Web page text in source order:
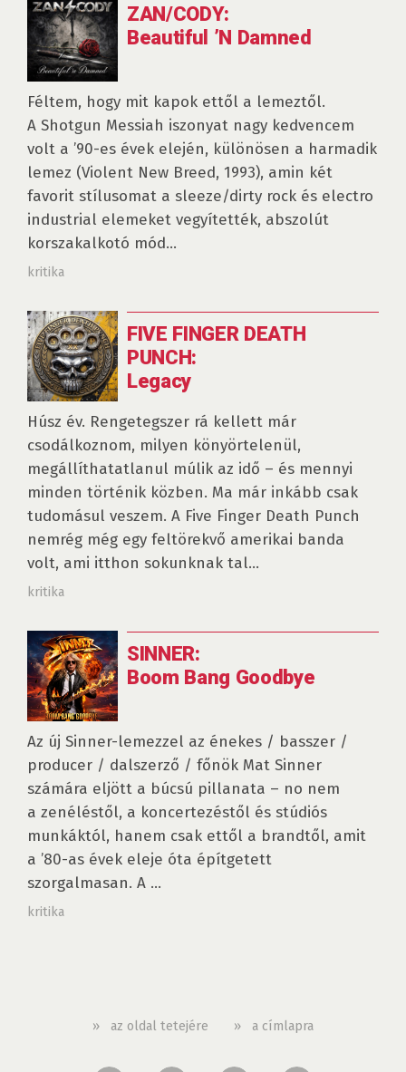
ZAN/CODY:
Beautiful ’N Damned
Féltem, hogy mit kapok ettől a lemeztől.
A Shotgun Messiah iszonyat nagy kedvencem
volt a ’90-es évek elején, különösen a harmadik
lemez (Violent New Breed, 1993), amin két
favorit stílusomat a sleeze/dirty rock és electro
industrial elemeket vegyítették, abszolút
korszakalkotó mód...
kritika
FIVE FINGER DEATH
PUNCH:
Legacy
Húsz év. Rengetegszer rá kellett már
csodálkoznom, milyen könyörtelenül,
megállíthatatlanul múlik az idő – és mennyi
minden történik közben. Ma már inkább csak
tudomásul veszem. A Five Finger Death Punch
nemrég még egy feltörekvő amerikai banda
volt, ami itthon sokunknak tal...
kritika
SINNER:
Boom Bang Goodbye
Az új Sinner-lemezzel az énekes / basszer /
producer / dalszerző / főnök Mat Sinner
számára eljött a búcsú pillanata – no nem
a zenéléstől, a koncertezéstől és stúdiós
munkáktól, hanem csak ettől a brandtől, amit
a ’80-as évek eleje óta építgetett
szorgalmasan. A ...
kritika
» az oldal tetejére » a címlapra